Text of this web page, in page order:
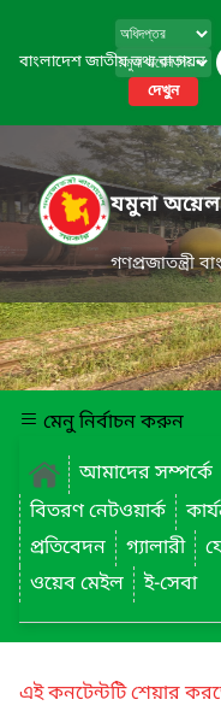
বাংলাদেশ জাতীয় তথ্য বাতায়ন
দেখুন
যমুনা
গণপ্রজাতন্ত্রী
মেনু নির্বাচন করুন
আমাদের সম্পর্কে
বিতরণ নেটওয়ার্ক
প্রতিবেদন
গ্যালারী
ওয়েব মেইল
ই-সেবা
এই কনটেন্টটি শেয়ার